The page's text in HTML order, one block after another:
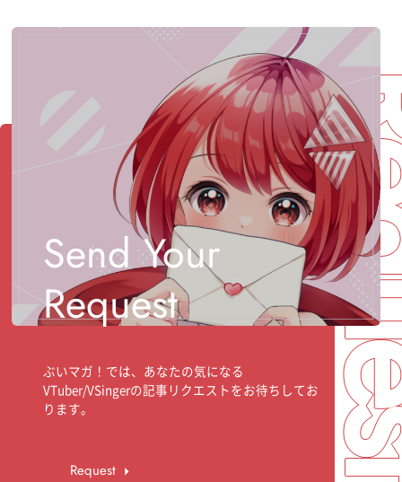
Send Your
Request
ぶいマガ！では、あなたの気になる
VTuber/VSingerの記事リクエストをお待ちしてお
ります。
Request